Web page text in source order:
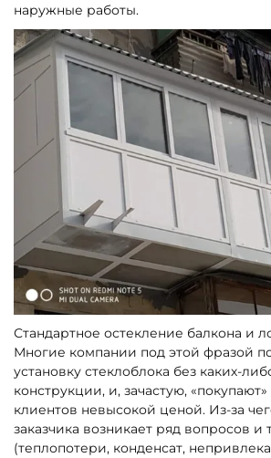
наружные работы.
Стандартное остекление балкона и
Многие компании под этой фразой
установку стеклоблока без каких-
конструкции, и, зачастую,
клиентов невысокой ценой. Из-за
заказчика возникает ряд вопросов и
(теплопотери, конденсат,